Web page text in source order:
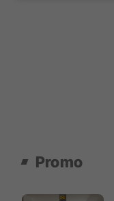
Promo